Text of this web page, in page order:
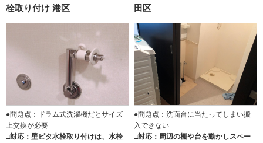
栓取り付け 港区
●問題点：ドラム式洗濯機だとサイズ
上交換が必要
□対応：壁ピタ水栓取り付けは、水栓
田区
●問題点：洗面台に当たってしまい搬
入できない
□対応：周辺の棚や台を動かしスペー